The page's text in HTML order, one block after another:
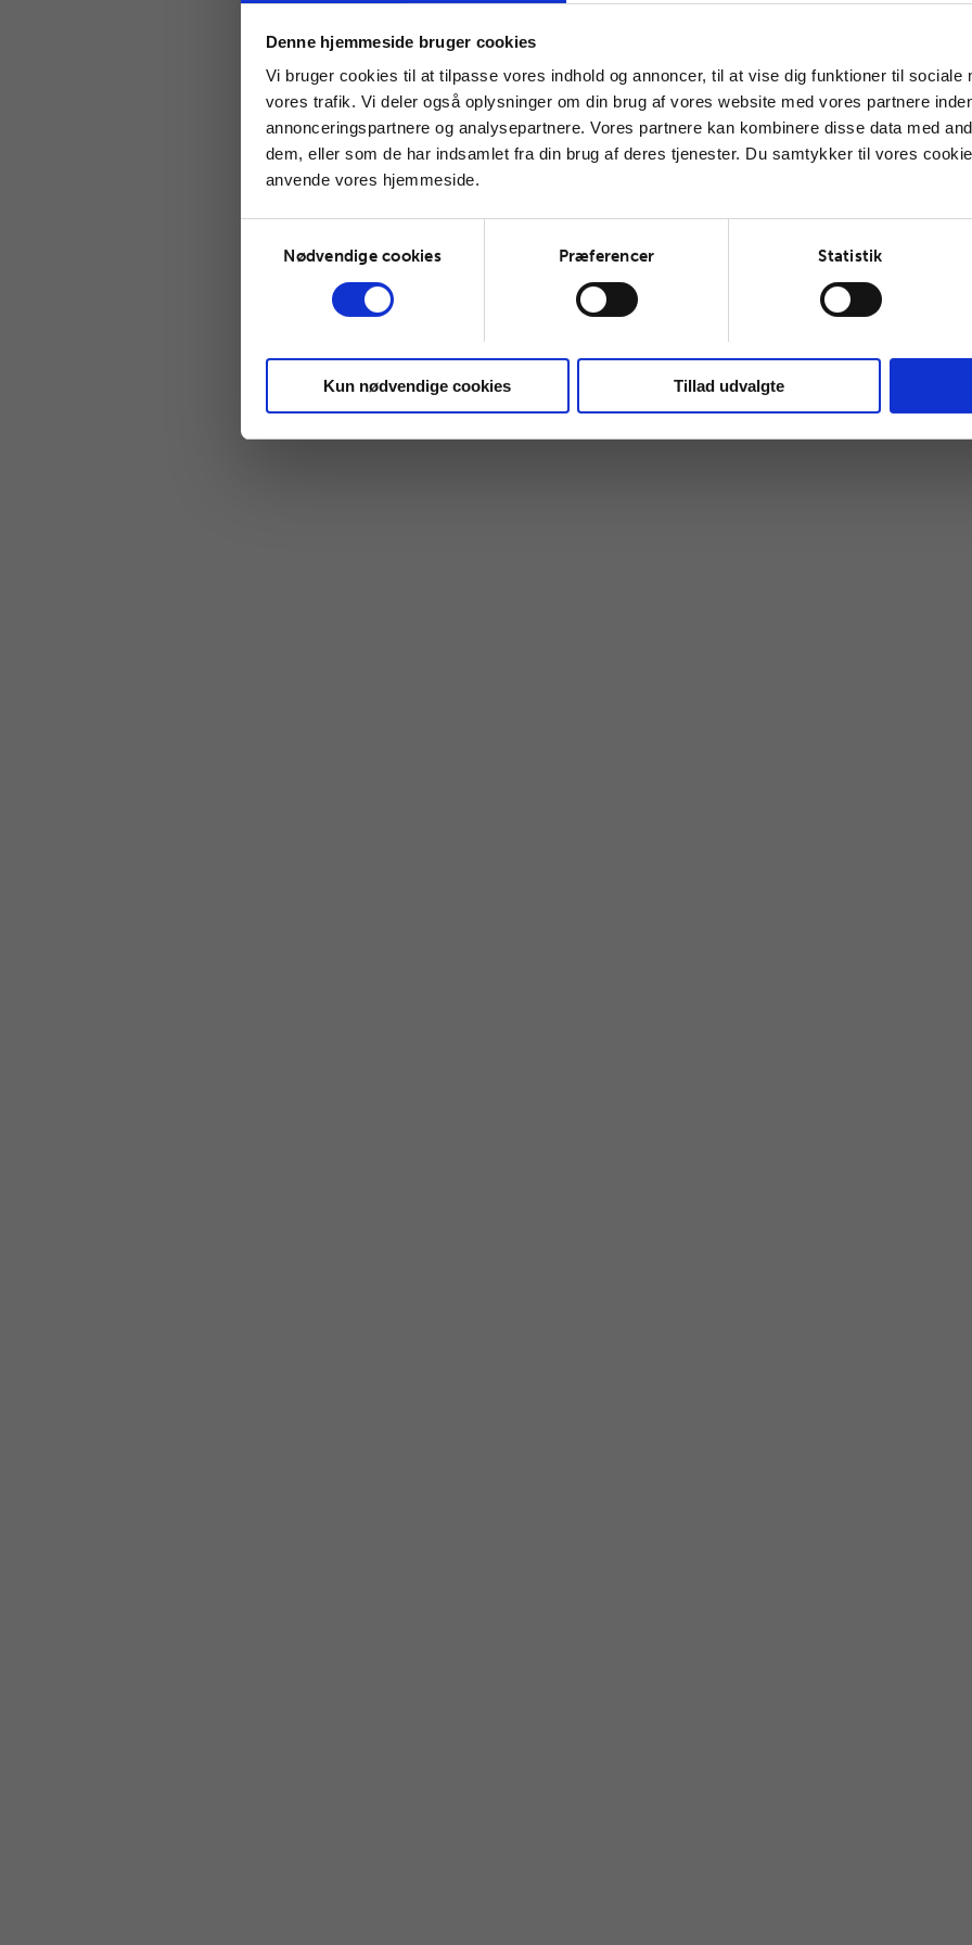
Denne hjemmeside bruger cookies
Vi bruger cookies til at tilpasse vores indhold og annoncer, til at vise dig funktioner til sociale
vores trafik. Vi deler også oplysninger om din brug af vores website med vores partnere
annonceringspartnere og analysepartnere. Vores partnere kan kombinere disse data med
dem, eller som de har indsamlet fra din brug af deres tjenester. Du samtykker til vores
anvende vores hjemmeside.
Nødvendige cookies Præferencer Statistik
Kun nødvendige cookies Tillad udvalgte